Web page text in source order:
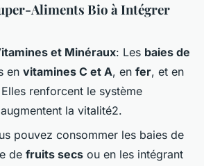
Aliments Bio à Intégrer
et Minéraux: Les baies de
en vitamines C et A, en fer, et en
renforcent le système
la vitalité2.
pouvez consommer les baies de
de fruits secs ou en les intégrant